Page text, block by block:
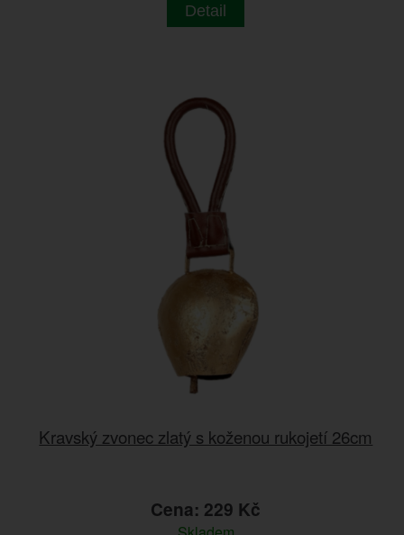
Detail
Kravský zvonec zlatý s koženou rukojetí 26cm
Cena: 229 Kč